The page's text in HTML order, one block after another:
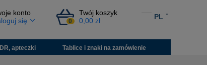
konto
się
Twój koszyk
0 0,00 zł
PL
apteczki Tablice i znaki na zamówienie